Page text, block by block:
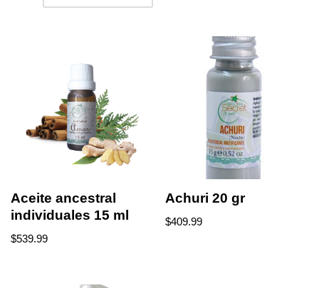
Aceite ancestral
individuales 15 ml
$539.99
Achuri 20 gr
$409.99